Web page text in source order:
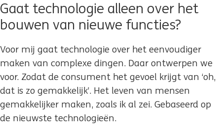
Gaat technologie alleen over het
bouwen van nieuwe functies?
Voor mij gaat technologie over het eenvoudiger
maken van complexe dingen. Daar ontwerpen we
voor. Zodat de consument het gevoel krijgt van ‘oh,
dat is zo gemakkelijk’. Het leven van mensen
gemakkelijker maken, zoals ik al zei. Gebaseerd op
de nieuwste technologieën.